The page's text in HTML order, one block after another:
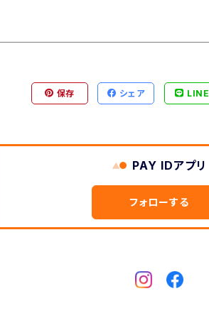
保存 シェア LINE
PAY IDアプリ
フォローする